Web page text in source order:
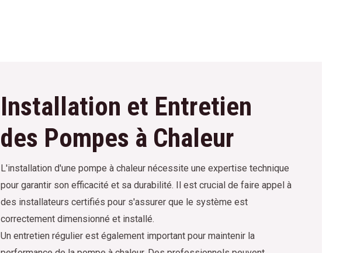
Installation et Entretien
des Pompes à Chaleur
L'installation d'une pompe à chaleur nécessite une expertise technique
pour garantir son efficacité et sa durabilité. Il est crucial de faire appel à
des installateurs certifiés pour s'assurer que le système est
correctement dimensionné et installé.
Un entretien régulier est également important pour maintenir la